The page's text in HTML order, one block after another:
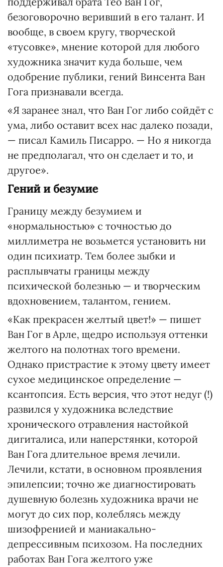
безоговорочно веривший в его талант. И
вообще, в своем кругу, творческой
«тусовке», мнение которой для любого
художника значит куда больше, чем
одобрение публики, гений Винсента Ван
Гога признавали всегда.
«Я заранее знал, что Ван Гог либо сойдёт с
ума, либо оставит всех нас далеко позади,
— писал Камиль Писарро. — Но я никогда
не предполагал, что он сделает и то, и
другое».
Гений и безумие
Границу между безумием и
«нормальностью» с точностью до
миллиметра не возьмется установить ни
один психиатр. Тем более зыбки и
расплывчаты границы между
психической болезнью — и творческим
вдохновением, талантом, гением.
«Как прекрасен желтый цвет!» — пишет
Ван Гог в Арле, щедро используя оттенки
желтого на полотнах того времени.
Однако пристрастие к этому цвету имеет
сухое медицинское определение —
ксантопсия. Есть версия, что этот недуг (!)
развился у художника вследствие
хронического отравления настойкой
дигиталиса, или наперстянки, которой
Ван Гога длительное время лечили.
Лечили, кстати, в основном проявления
эпилепсии; точно же диагностировать
душевную болезнь художника врачи не
могут до сих пор, колеблясь между
шизофренией и маниакально-
депрессивным психозом. На последних
работах Ван Гога желтого уже